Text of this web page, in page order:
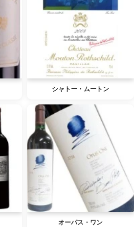
シャトー・ムートン
オーパス・ワン